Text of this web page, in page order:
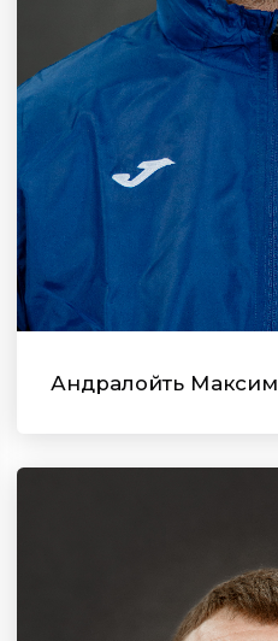
Андралойть Максим